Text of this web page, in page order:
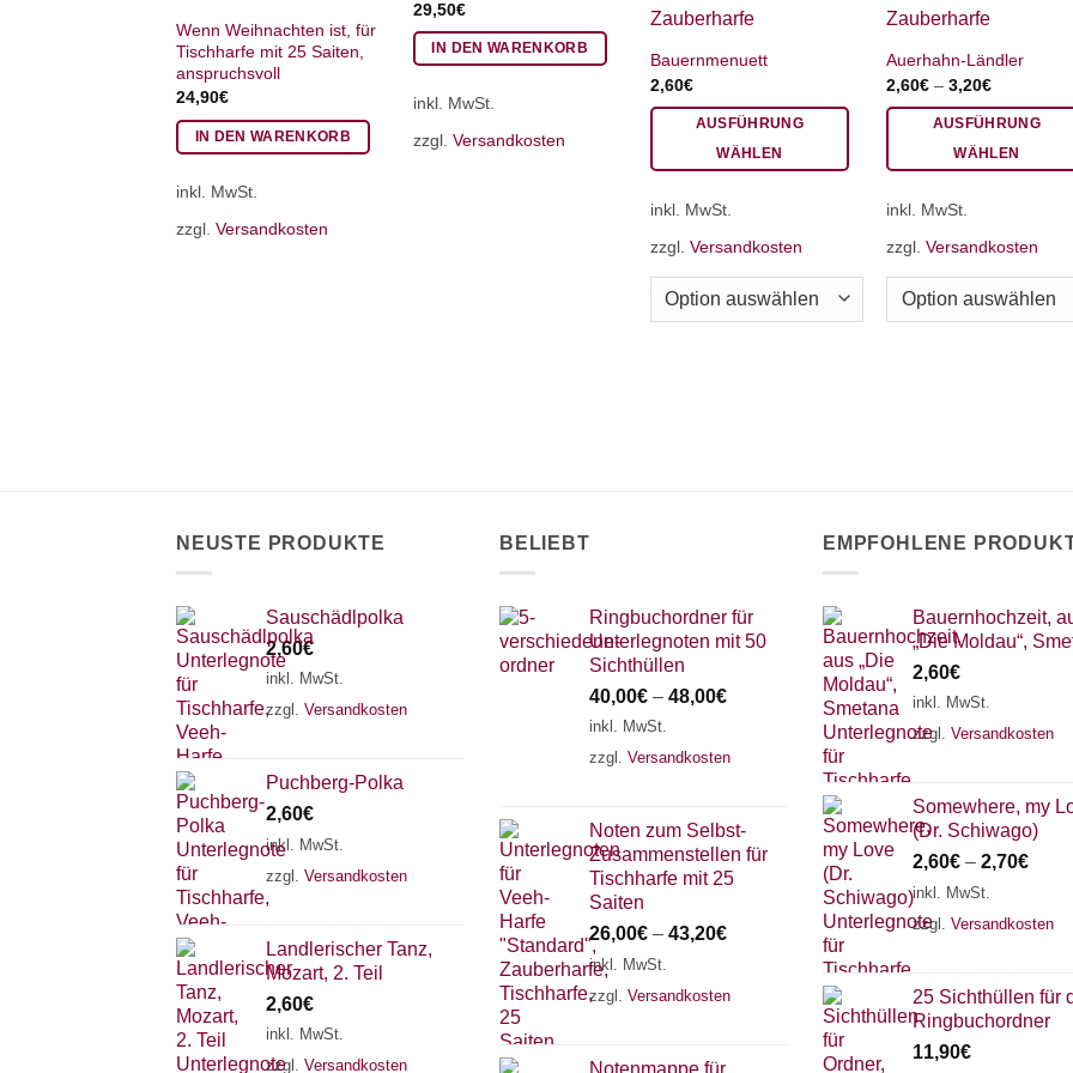
Wenn Weihnachten ist, für
Tischharfe mit 25 Saiten,
anspruchsvoll
24,90€
IN DEN WARENKORB
inkl. MwSt.
zzgl. Versandkosten
29,50€
IN DEN WARENKORB
inkl. MwSt.
zzgl. Versandkosten
Bauernmenuett
2,60€
AUSFÜHRUNG
WÄHLEN
Produkt
weist
Varianten
auf.
inkl. MwSt.
zzgl. Versandkosten
Auerhahn-Ländler
2,60€ –3,20€
AUSFÜHRUNG
WÄHLEN
Produkt
weist
Varianten
auf.
werden
inkl. MwSt.
zzgl.Versandkosten
NEUSTE PRODUKTE
Sauschädlpolka
2,60€
inkl. MwSt.
zzgl. Versandkosten
Puchberg-Polka
2,60€
inkl. MwSt.
zzgl. Versandkosten
Landlerischer Tanz,
Mozart, 2. Teil
2,60€
inkl. MwSt.
zzgl. Versandkosten
BELIEBT
Ringbuchordner für
Unterlegnoten mit 50
Sichthüllen
40,00€ – 48,00€
inkl. MwSt.
zzgl. Versandkosten
Noten zum Selbst-
Zusammenstellen für
Tischharfe mit 25
Saiten
26,00€ – 43,20€
inkl. MwSt.
zzgl. Versandkosten
Notenmappe für
EMPFOHLENE
Bauernhochzeit,
„Die Moldau“,
2,60€
inkl. MwSt.
zzgl. Versandkosten
Somewhere, my
(Dr. Schiwago)
2,60€ – 2,70€
inkl. MwSt.
zzgl. Versandkosten
25 Sichthüllen für
Ringbuchordner
11,90€